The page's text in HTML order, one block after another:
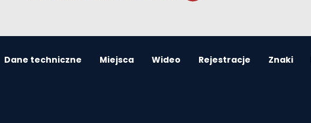
Dane techniczne Miejsca Wideo Rejestracje Znaki